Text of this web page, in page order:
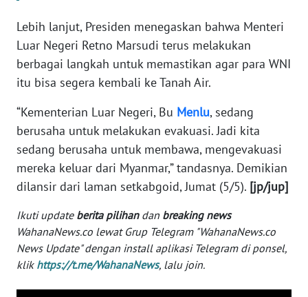
Lebih lanjut, Presiden menegaskan bahwa Menteri
Luar Negeri Retno Marsudi terus melakukan
berbagai langkah untuk memastikan agar para WNI
itu bisa segera kembali ke Tanah Air.
“Kementerian Luar Negeri, Bu Menlu, sedang
berusaha untuk melakukan evakuasi. Jadi kita
sedang berusaha untuk membawa, mengevakuasi
mereka keluar dari Myanmar,” tandasnya. Demikian
dilansir dari laman setkabgoid, Jumat (5/5). [jp/jup]
Ikuti update berita pilihandan breaking news
WahanaNews.co lewat Grup Telegram "WahanaNews.co
News Update" dengan install aplikasi Telegram di ponsel,
klik https://t.me/WahanaNews, lalu join.
KARIR
DISCLAIMER
News
Regional
WN
SUMUT
JAKARTA
WN
JABAR